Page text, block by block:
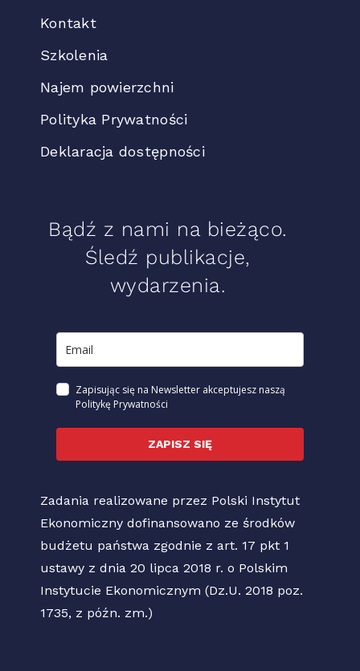
Kontakt
Szkolenia
Najem powierzchni
Polityka Prywatności
Deklaracja dostępności
Bądź z nami na bieżąco.
Śledź publikacje,
wydarzenia.
Zapisując się na Newsletter akceptujesz naszą
Politykę Prywatności
ZAPISZ SIĘ
Zadania realizowane przez Polski Instytut
Ekonomiczny dofinansowano ze środków
budżetu państwa zgodnie z art. 17 pkt 1
ustawy z dnia 20 lipca 2018 r. o Polskim
Instytucie Ekonomicznym (Dz.U. 2018 poz.
1735, z późn. zm.)